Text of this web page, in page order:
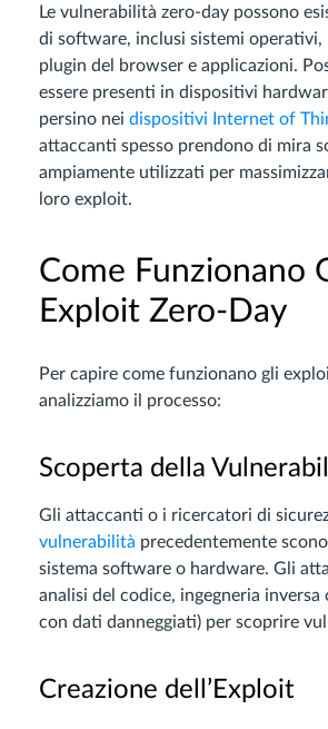
Le vulnerabilità zero-day possono
di software, inclusi sistemi operativi,
plugin del browser e applicazioni.
essere presenti in dispositivi
persino nei dispositivi Internet of
attaccanti spesso prendono di mira
ampiamente utilizzati per
loro exploit.
Come Funzionano
Exploit Zero-Day
Per capire come funzionano gli
analizziamo il processo:
Scoperta della
Gli attaccanti o i ricercatori di
vulnerabilità precedentemente
sistema software o hardware. Gli
analisi del codice, ingegneria inversa
con dati danneggiati) per scoprire
Creazione dell’Exploit